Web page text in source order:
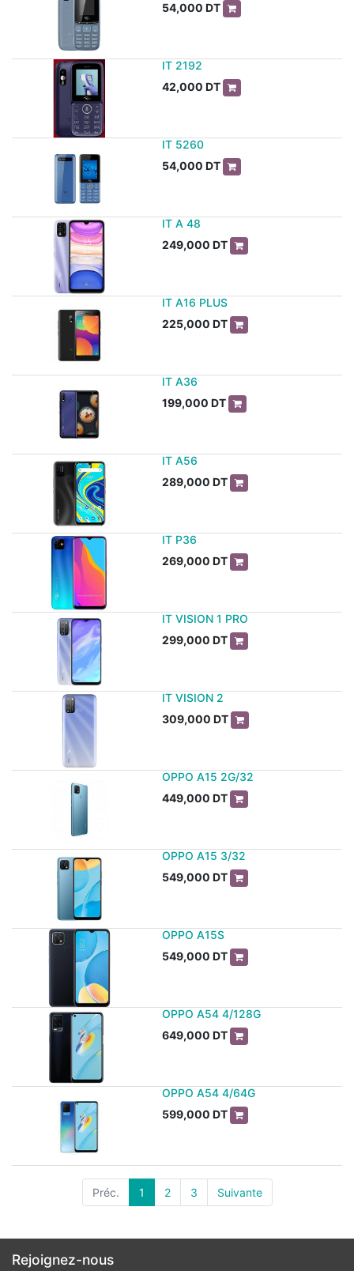
54,000 DT
IT 2192
42,000 DT
IT 5260
54,000 DT
IT A 48
249,000 DT
IT A16 PLUS
225,000 DT
IT A36
199,000 DT
IT A56
289,000 DT
IT P36
269,000 DT
IT VISION 1 PRO
299,000 DT
IT VISION 2
309,000 DT
OPPO A15 2G/32
449,000 DT
OPPO A15 3/32
549,000 DT
OPPO A15S
549,000 DT
OPPO A54 4/128G
649,000 DT
OPPO A54 4/64G
599,000 DT
Préc. 1 2 3 Suivante
Rejoignez-nous